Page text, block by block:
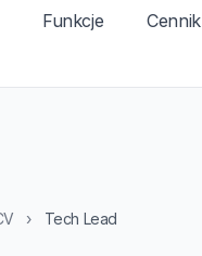
Funkcje Cennik
› Tech Lead